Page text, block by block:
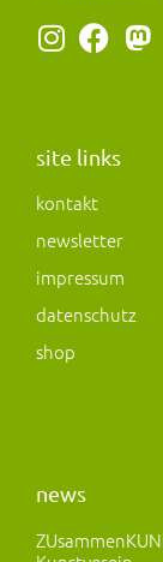
I
a
r
a
m
F
b
o
k
M
site links
kontakt
newsletter
impressum
datenschutz
shop
news